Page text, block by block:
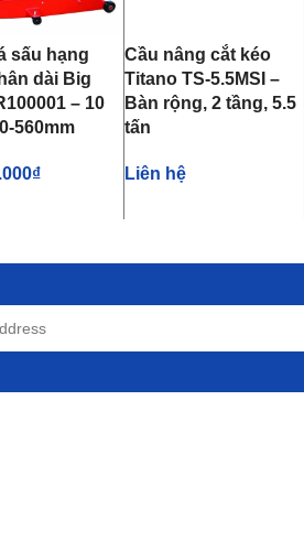
sấu hạng
dài Big
– 10
560mm
₫
Cầu nâng cắt kéo
Titano TS-5.5MSI –
Bàn rộng, 2 tầng, 5.5
tấn
Liên hệ